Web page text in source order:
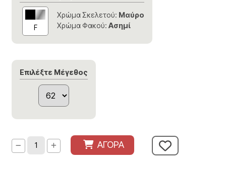
F
Χρώμα Σκελετού: Μαύρο
Χρώμα Φακού:Ασημί
Επιλέξτε Μέγεθος
ΑΓΟΡΑ